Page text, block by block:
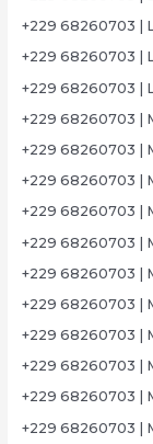
+229 68260703 |
+229 68260703 |
+229 68260703 |
+229 68260703 |
+229 68260703 |
+229 68260703 |
+229 68260703 |
+229 68260703 |
+229 68260703 |
+229 68260703 |
+229 68260703 |
+229 68260703 |
+229 68260703 |
+229 68260703 |